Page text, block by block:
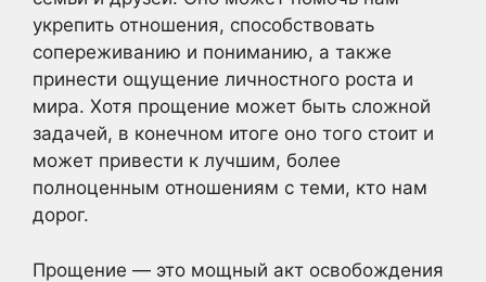
укрепить отношения, способствовать
сопереживанию и пониманию, а также
принести ощущение личностного роста и
мира. Хотя прощение может быть сложной
задачей, в конечном итоге оно того стоит и
может привести к лучшим, более
полноценным отношениям с теми, кто нам
дорог.
Прощение — это мощный акт освобождения